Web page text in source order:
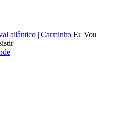
atlântico | Carminho Eu Vou